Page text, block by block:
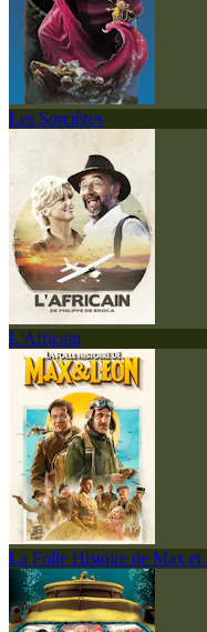
Les Sorcières
L'Africain
La Folle Histoire de Max et